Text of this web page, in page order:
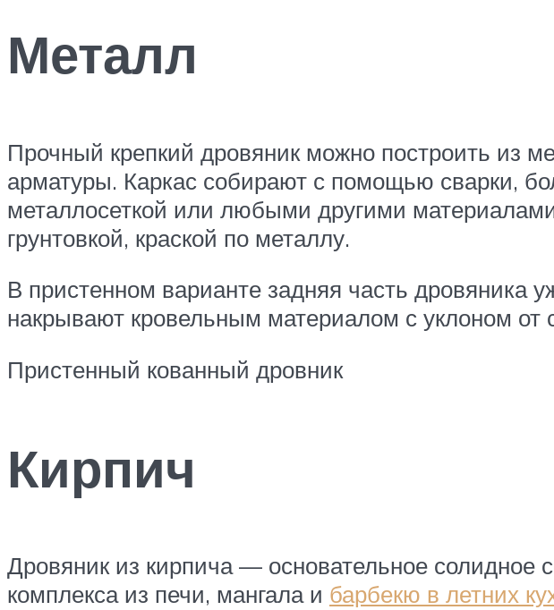
Металл
Прочный крепкий дровяник можно построить из
арматуры. Каркас собирают с помощью сварки,
металлосеткой или любыми другими
грунтовкой, краской по металлу.
В пристенном варианте задняя часть дровяника
накрывают кровельным материалом с уклоном от
Пристенный кованный дровник
Кирпич
Дровяник из кирпича — основательное солидное
комплекса из печи, мангала и барбекю в летних